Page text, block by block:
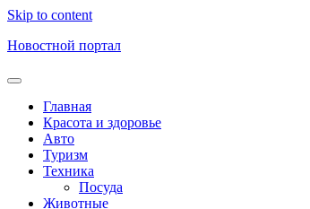
Skip to content
Новостной портал
Главная
Красота и здоровье
Авто
Туризм
Техника
Посуда
Животные